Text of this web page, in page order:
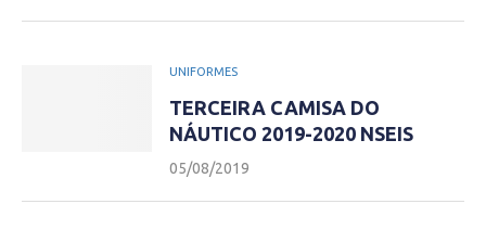
UNIFORMES
TERCEIRA CAMISA DO
NÁUTICO 2019-2020 NSEIS
05/08/2019